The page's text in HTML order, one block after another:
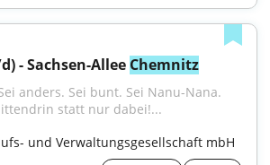
- Sachsen-Allee Chemnitz
anders. Sei bunt. Sei Nanu-Nana.
statt nur dabei!...
und Verwaltungsgesellschaft mbH